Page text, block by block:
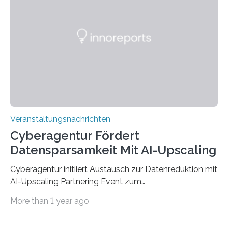
„QUAZAR“ mit insgesamt 1,15 Millionen Euro über vier
Veranstaltungsnachrichten
Cyberagentur Fördert
Datensparsamkeit Mit AI-Upscaling
Cyberagentur initiiert Austausch zur Datenreduktion mit
AI-Upscaling Partnering Event zum
innovative DatenverarbeitungDie Agentur für
More than 1 year ago